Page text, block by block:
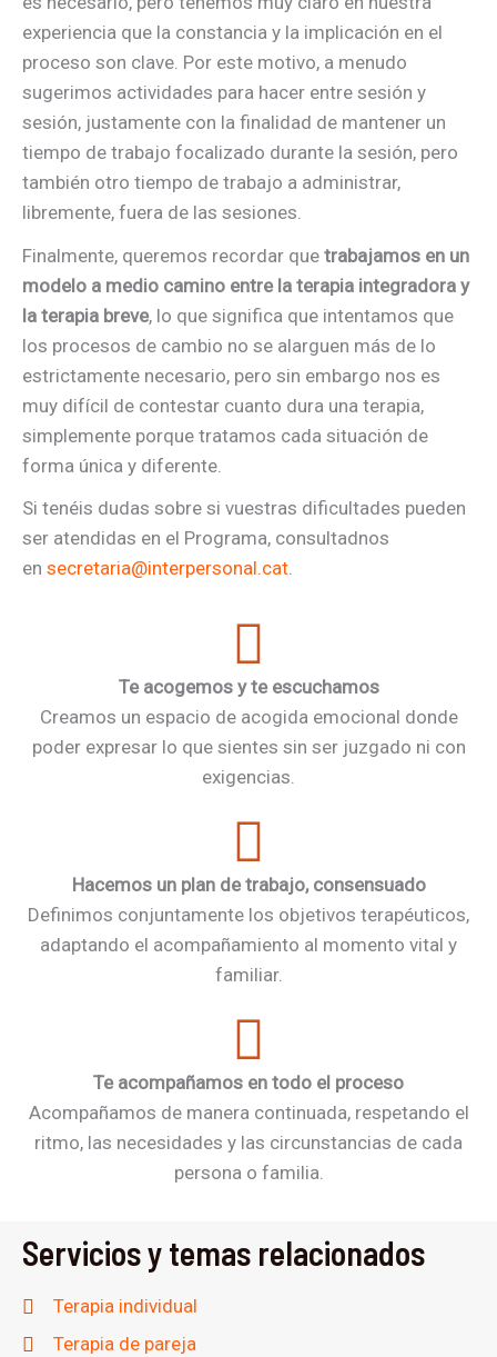
experiencia que la constancia y la implicación en el
proceso son clave. Por este motivo, a menudo
sugerimos actividades para hacer entre sesión y
sesión, justamente con la finalidad de mantener un
tiempo de trabajo focalizado durante la sesión, pero
también otro tiempo de trabajo a administrar,
libremente, fuera de las sesiones.
Finalmente, queremos recordar que trabajamos en un
modelo a medio camino entre la terapia integradora y
la terapia breve, lo que significa que intentamos que
los procesos de cambio no se alarguen más de lo
estrictamente necesario, pero sin embargo nos es
muy difícil de contestar cuanto dura una terapia,
simplemente porque tratamos cada situación de
forma única y diferente.
Si tenéis dudas sobre si vuestras dificultades pueden
ser atendidas en el Programa, consultadnos
en secretaria@interpersonal.cat.
Te acogemos y te escuchamos
Creamos un espacio de acogida emocional donde
poder expresar lo que sientes sin ser juzgado ni con
exigencias.
Hacemos un plan de trabajo, consensuado
Definimos conjuntamente los objetivos terapéuticos,
adaptando el acompañamiento al momento vital y
familiar.
Te acompañamos en todo el proceso
Acompañamos de manera continuada, respetando el
ritmo, las necesidades y las circunstancias de cada
persona o familia.
Servicios y temas relacionados
Terapia individual
Terapia de pareja